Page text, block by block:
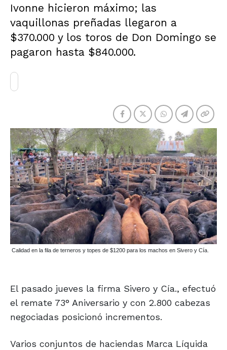
Ivonne hicieron máximo; las
vaquillonas preñadas llegaron a
$370.000 y los toros de Don Domingo se
pagaron hasta $840.000.
Calidad en la fila de terneros y topes de $1200 para los machos en Sivero y Cía.
El pasado jueves la firma Sivero y Cía., efectuó
el remate 73° Aniversario y con 2.800 cabezas
negociadas posicionó incrementos.
Varios conjuntos de haciendas Marca Líquida